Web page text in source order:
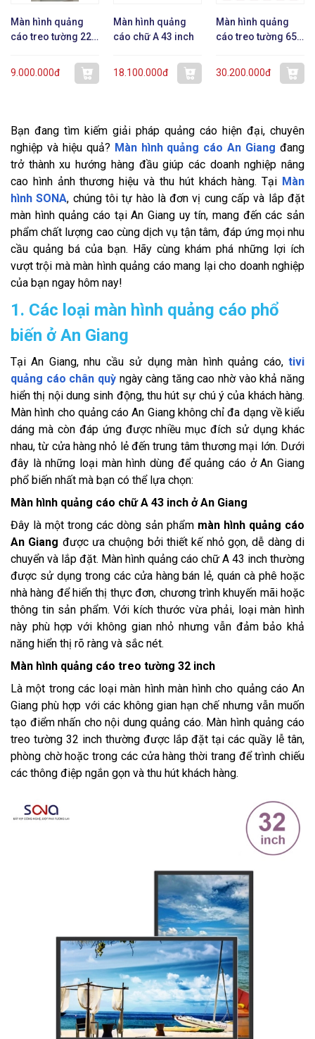
Màn hình quảng
cáo treo tường 22
9.000.000đ
Màn hình quảng
cáo chữ A 43 inch
18.100.000đ
Màn hình quảng
cáo treo tường 65
30.200.000đ
Bạn đang tìm kiếm giải pháp quảng cáo hiện đại, chuyên
nghiệp và hiệu quả? Màn hình quảng cáo An Giang đang
trở thành xu hướng hàng đầu giúp các doanh nghiệp nâng
cao hình ảnh thương hiệu và thu hút khách hàng. Tại Màn
hình SONA, chúng tôi tự hào là đơn vị cung cấp và lắp đặt
màn hình quảng cáo tại An Giang uy tín, mang đến các sản
phẩm chất lượng cao cùng dịch vụ tận tâm, đáp ứng mọi nhu
cầu quảng bá của bạn. Hãy cùng khám phá những lợi ích
vượt trội mà màn hình quảng cáo mang lại cho doanh nghiệp
của bạn ngay hôm nay!
1. Các loại màn hình quảng cáo phổ
biến ở An Giang
Tại An Giang, nhu cầu sử dụng màn hình quảng cáo, tivi
quảng cáo chân quỳngày càng tăng cao nhờ vào khả năng
hiển thị nội dung sinh động, thu hút sự chú ý của khách hàng.
Màn hình cho quảng cáo An Giang không chỉ đa dạng về kiểu
dáng mà còn đáp ứng được nhiều mục đích sử dụng khác
nhau, từ cửa hàng nhỏ lẻ đến trung tâm thương mại lớn. Dưới
đây là những loại màn hình dùng để quảng cáo ở An Giang
phổ biến nhất mà bạn có thể lựa chọn:
Màn hình quảng cáo chữ A 43 inch ở An Giang
Đây là một trong các dòng sản phẩm màn hình quảng cáo
An Giang được ưa chuộng bởi thiết kế nhỏ gọn, dễ dàng di
chuyển và lắp đặt. Màn hình quảng cáo chữ A 43 inch thường
được sử dụng trong các cửa hàng bán lẻ, quán cà phê hoặc
nhà hàng để hiển thị thực đơn, chương trình khuyến mãi hoặc
thông tin sản phẩm. Với kích thước vừa phải, loại màn hình
này phù hợp với không gian nhỏ nhưng vẫn đảm bảo khả
năng hiển thị rõ ràng và sắc nét.
Màn hình quảng cáo treo tường 32 inch
Là một trong các loại màn hình màn hình cho quảng cáo An
Giang phù hợp với các không gian hạn chế nhưng vẫn muốn
tạo điểm nhấn cho nội dung quảng cáo. Màn hình quảng cáo
treo tường 32 inch thường được lắp đặt tại các quầy lễ tân,
phòng chờ hoặc trong các cửa hàng thời trang để trình chiếu
các thông điệp ngắn gọn và thu hút khách hàng.